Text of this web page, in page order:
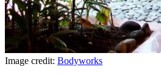
Image credit: Bodyworks